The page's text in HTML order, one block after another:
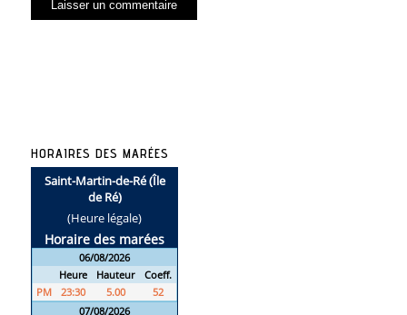
HORAIRES DES MARÉES